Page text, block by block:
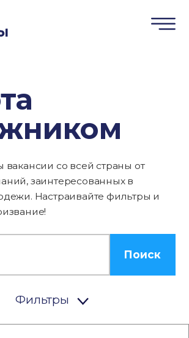
вакансии со всей страны от
заинтересованных в
Настраивайте фильтры и
Поиск
Фильтры